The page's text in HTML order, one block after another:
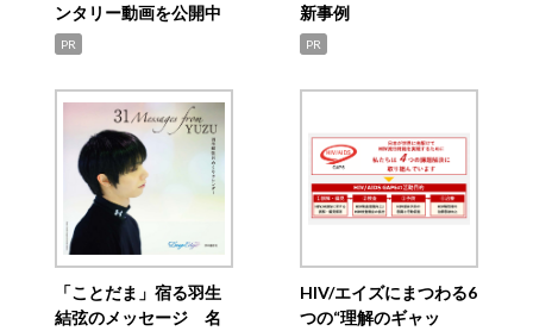
ンタリー動画を公開中
PR
新事例
PR
「ことだま」宿る羽生
結弦のメッセージ 名
HIV/エイズにまつわる6
つの“理解のギャッ